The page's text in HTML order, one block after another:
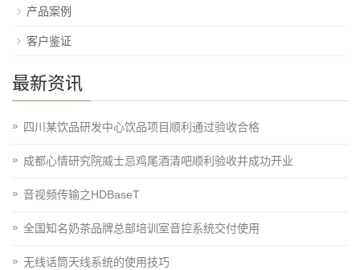
产品案例
客户鉴证
最新资讯
四川某饮品研发中心饮品项目顺利通过验收合格
成都心情研究院威士忌鸡尾酒清吧顺利验收并成功开业
音视频传输之HDBaseT
全国知名奶茶品牌总部培训室音控系统交付使用
无线话筒天线系统的使用技巧